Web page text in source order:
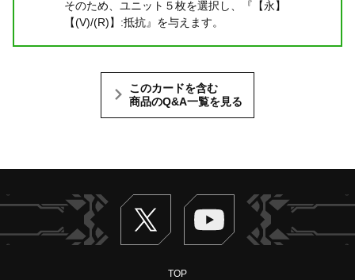
そのため、ユニット５枚を選択し、『【永】
【(V)/(R)】:抵抗』を与えます。
このカードを含む
商品のQ&A一覧を見る
Twitter ヴァンガードch
TOP